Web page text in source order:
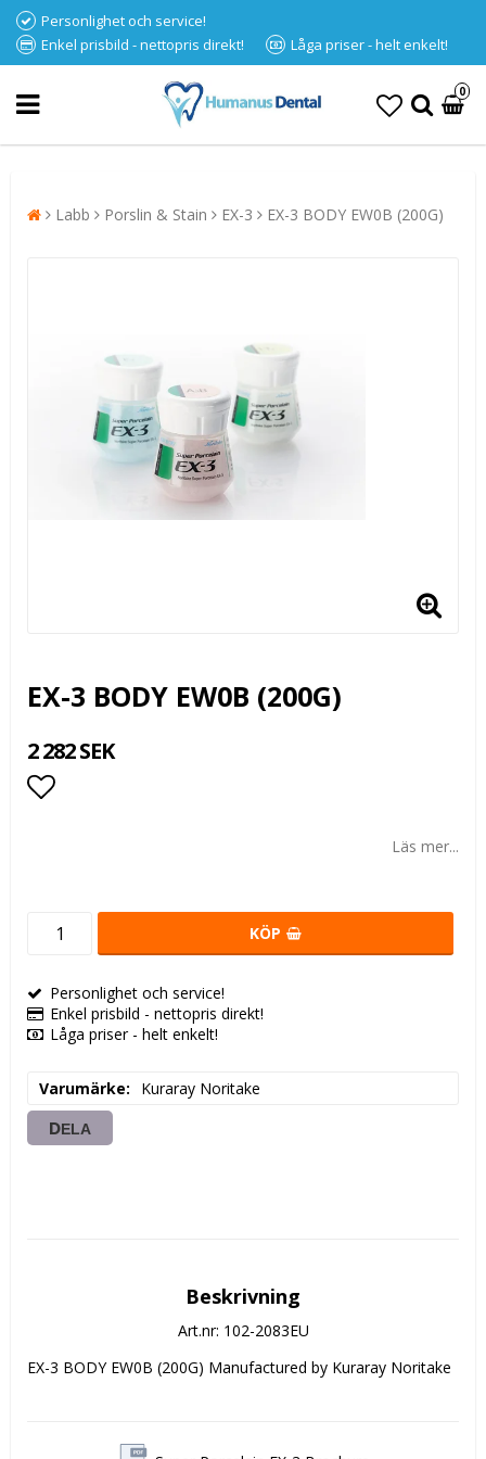
Personlighet och service!
Enkel prisbild - nettopris direkt!
Låga priser - helt enkelt!
0
Labb Porslin & Stain EX-3 EX-3 BODY EW0B (200G)
EX-3 BODY EW0B (200G)
2 282 SEK
Läs mer...
KÖP
Personlighet och service!
Enkel prisbild - nettopris direkt!
Låga priser - helt enkelt!
Varumärke Kuraray Noritake
DELA
Beskrivning
Art.nr: 102-2083EU
EX-3 BODY EW0B (200G) Manufactured by Kuraray Noritake